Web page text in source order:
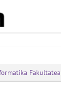
Fakultatea